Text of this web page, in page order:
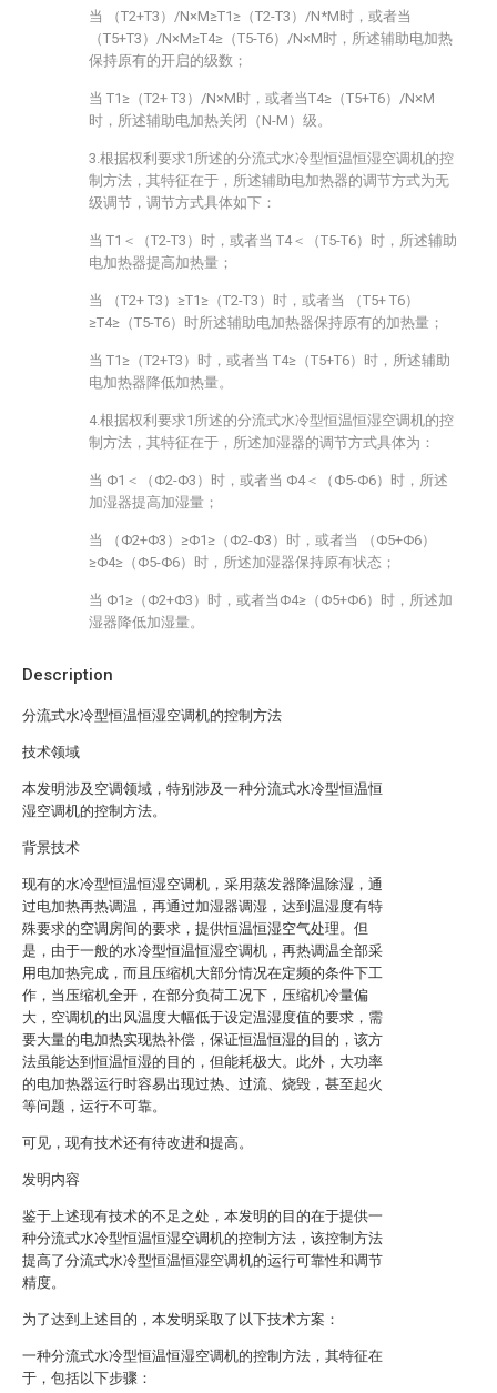
Description
分流式水冷型恒温恒湿空调机的控制方法
技术领域
本发明涉及空调领域，特别涉及一种分流式水冷型恒温恒
湿空调机的控制方法。
背景技术
现有的水冷型恒温恒湿空调机，采用蒸发器降温除湿，通
过电加热再热调温，再通过加湿器调湿，达到温湿度有特
殊要求的空调房间的要求，提供恒温恒湿空气处理。但
是，由于一般的水冷型恒温恒湿空调机，再热调温全部采
用电加热完成，而且压缩机大部分情况在定频的条件下工
作，当压缩机全开，在部分负荷工况下，压缩机冷量偏
大，空调机的出风温度大幅低于设定温湿度值的要求，需
要大量的电加热实现热补偿，保证恒温恒湿的目的，该方
法虽能达到恒温恒湿的目的，但能耗极大。此外，大功率
的电加热器运行时容易出现过热、过流、烧毁，甚至起火
等问题，运行不可靠。
可见，现有技术还有待改进和提高。
发明内容
鉴于上述现有技术的不足之处，本发明的目的在于提供一
种分流式水冷型恒温恒湿空调机的控制方法，该控制方法
提高了分流式水冷型恒温恒湿空调机的运行可靠性和调节
精度。
为了达到上述目的，本发明采取了以下技术方案：
一种分流式水冷型恒温恒湿空调机的控制方法，其特征在
于，包括以下步骤：
当 （T2+T3）/N×M≥T1≥（T2-T3）/N*M时，或者当
（T5+T3）/N×M≥T4≥（T5-T6）/N×M时，所述辅助电加热
保持原有的开启的级数；
当 T1≥（T2+ T3）/N×M时，或者当T4≥（T5+T6）/N×M
时，所述辅助电加热关闭（N-M）级。
3.根据权利要求1所述的分流式水冷型恒温恒湿空调机的控
制方法，其特征在于，所述辅助电加热器的调节方式为无
级调节，调节方式具体如下：
当 T1＜（T2-T3）时，或者当 T4＜（T5-T6）时，所述辅助
电加热器提高加热量；
当 （T2+ T3）≥T1≥（T2-T3）时，或者当 （T5+ T6）
≥T4≥（T5-T6）时所述辅助电加热器保持原有的加热量；
当 T1≥（T2+T3）时，或者当 T4≥（T5+T6）时，所述辅助
电加热器降低加热量。
4.根据权利要求1所述的分流式水冷型恒温恒湿空调机的控
制方法，其特征在于，所述加湿器的调节方式具体为：
当 Φ1＜（Φ2-Φ3）时，或者当 Φ4＜（Φ5-Φ6）时，所述
加湿器提高加湿量；
当 （Φ2+Φ3）≥Φ1≥（Φ2-Φ3）时，或者当 （Φ5+Φ6）
≥Φ4≥（Φ5-Φ6）时，所述加湿器保持原有状态；
当 Φ1≥（Φ2+Φ3）时，或者当Φ4≥（Φ5+Φ6）时，所述加
湿器降低加湿量。